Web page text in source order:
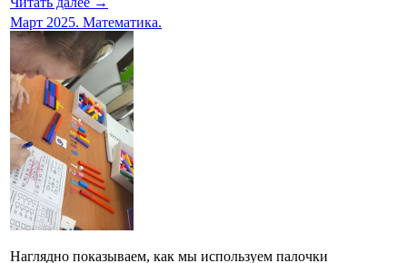
Март 2025. Математика.
Наглядно показываем, как мы используем палочки